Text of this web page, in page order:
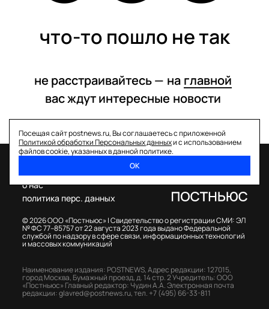
что-то пошло не так
не расстраивайтесь — на главной
вас ждут интересные новости
Посещая сайт postnews.ru, Вы соглашаетесь с приложенной
Политикой обработки Персональных данныхи с использованием
файлов cookie, указанных в данной политике.
ОК
© 2026 ООО «Постньюс» |Свидетельство о регистрации СМИ: ЭЛ
№ ФС 77–85757 от 22 августа 2023 года выдано Федеральной
службой по надзору в сфере связи, информационных технологий
и массовых коммуникаций
о нас
политика перс. данных
Наименование издания: POSTNEWS,Адрес редакции: 127015,
город Москва, Бумажный проезд, д. 14 стр. 2Учредитель: ООО
«Постньюс» Главный редактор: Чудин А.А.Электронная почта
редакции:glavred@postnews.ru,тел. +7 (495) 66-33-811